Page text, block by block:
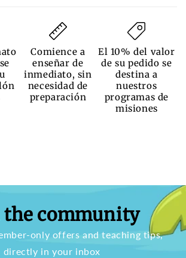
Comience a
enseñar de
inmediato, sin
necesidad de
preparación
El 10% del valor
de su pedido se
destina a
nuestros
programas de
misiones
the community
only offers and teaching tips,
directly in your inbox